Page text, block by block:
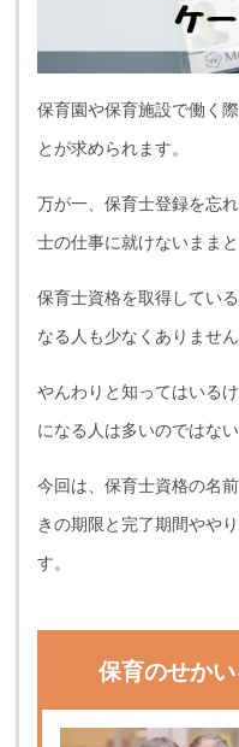
保育園や保育施設で働く
とが求められます。
万が一、保育士登録を忘
士の仕事に就けないまま
保育士資格を取得してい
なる人も少なくありません
やんわりと知ってはいる
になる人は多いのではない
今回は、保育士資格の名
きの期限と完了期間やや
す。
保育のせか